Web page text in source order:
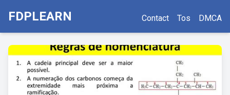
FDPLEARN Contact Tos DMCA